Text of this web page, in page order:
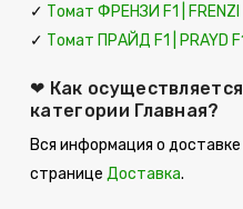
✓ Томат ФРЕНЗИ F1 | FRENZI
✓ Томат ПРАЙД F1 | PRAYD
❤ Как
категории Главная?
Вся информация о
странице Доставка.